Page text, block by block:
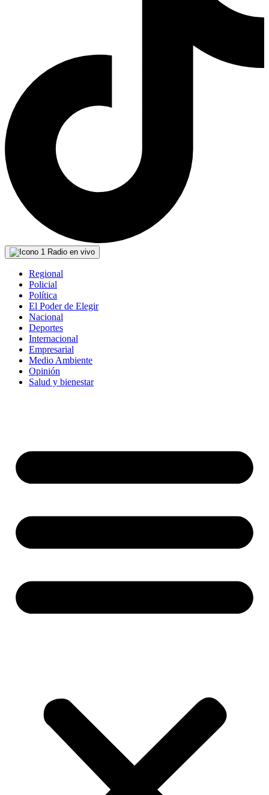
Radio en vivo
Regional
Policial
Política
El Poder de Elegir
Nacional
Deportes
Internacional
Empresarial
Medio Ambiente
Opinión
Salud y bienestar